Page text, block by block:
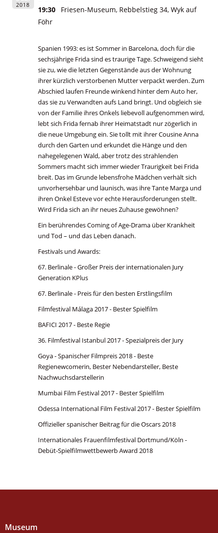
2018 19:30
Friesen-Museum, Rebbelstieg 34, Wyk auf
Föhr
Spanien 1993: es ist Sommer in Barcelona, doch für die
sechsjährige Frida sind es traurige Tage. Schweigend sieht
sie zu, wie die letzten Gegenstände aus der Wohnung
ihrer kürzlich verstorbenen Mutter verpackt werden. Zum
Abschied laufen Freunde winkend hinter dem Auto her,
das sie zu Verwandten aufs Land bringt. Und obgleich sie
von der Familie ihres Onkels liebevoll aufgenommen wird,
lebt sich Frida fernab ihrer Heimatstadt nur zögerlich in
die neue Umgebung ein. Sie tollt mit ihrer Cousine Anna
durch den Garten und erkundet die Hänge und den
nahegelegenen Wald, aber trotz des strahlenden
Sommers macht sich immer wieder Traurigkeit bei Frida
breit. Das im Grunde lebensfrohe Mädchen verhält sich
unvorhersehbar und launisch, was ihre Tante Marga und
ihren Onkel Esteve vor echte Herausforderungen stellt.
Wird Frida sich an ihr neues Zuhause gewöhnen?
Ein berührendes Coming of Age-Drama über Krankheit
und Tod – und das Leben danach.
Festivals und Awards:
67. Berlinale - Großer Preis der internationalen Jury
Generation KPlus
67. Berlinale - Preis für den besten Erstlingsfilm
Filmfestival Málaga 2017 - Bester Spielfilm
BAFICI 2017 - Beste Regie
36. Filmfestival Istanbul 2017 - Spezialpreis der Jury
Goya - Spanischer Filmpreis 2018 - Beste
Regienewcomerin, Bester Nebendarsteller, Beste
Nachwuchsdarstellerin
Mumbai Film Festival 2017 - Bester Spielfilm
Odessa International Film Festival 2017 - Bester Spielfilm
Offizieller spanischer Beitrag für die Oscars 2018
Internationales Frauenfilmfestival Dortmund/Köln -
Debüt-Spielfilmwettbewerb Award 2018
Museum